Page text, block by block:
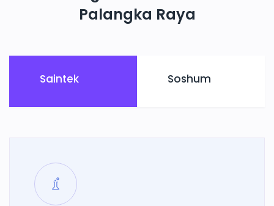
Palangka Raya
Saintek Soshum